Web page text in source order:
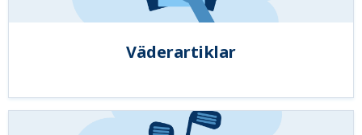
Väderartiklar